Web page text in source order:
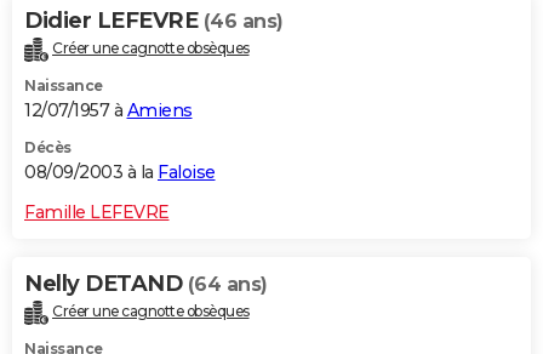
Didier LEFEVRE (46 ans)
Créer une cagnotte obsèques
Naissance
12/07/1957 à Amiens
Décès
08/09/2003 à la Faloise
Famille LEFEVRE
Nelly DETAND (64 ans)
Créer une cagnotte obsèques
Naissance